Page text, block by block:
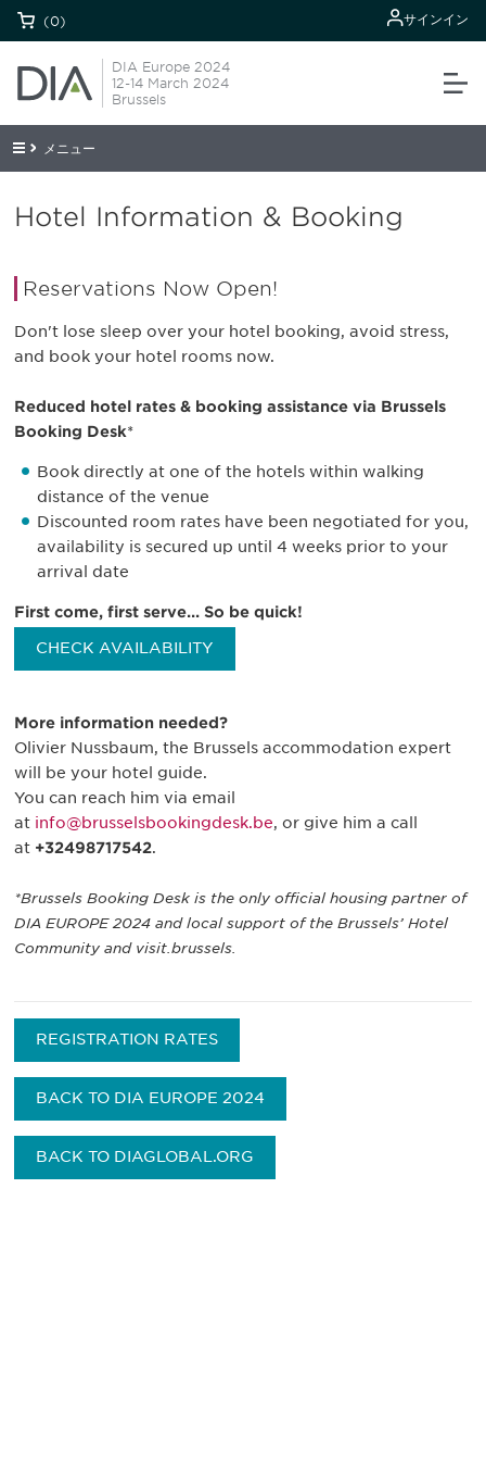
(0) サインイン
DIA Europe 2024
12-14 March 2024
Brussels
メニュー
Hotel Information & Booking
Reservations Now Open!
Don't lose sleep over your hotel booking, avoid stress,
and book your hotel rooms now.
Reduced hotel rates & booking assistance via Brussels
Booking Desk*
Book directly at one of the hotels within walking
distance of the venue
Discounted room rates have been negotiated for you,
availability is secured up until 4 weeks prior to your
arrival date
First come, first serve... So be quick!
CHECK AVAILABILITY
More information needed?
Olivier Nussbaum, the Brussels accommodation expert
will be your hotel guide.
You can reach him via email
at info@brusselsbookingdesk.be, or give him a call
at +32498717542.
*Brussels Booking Desk is the only official housing partner of
DIA EUROPE 2024 and local support of the Brussels’ Hotel
Community and visit.brussels.
REGISTRATION RATES
BACK TO DIA EUROPE 2024
BACK TO DIAGLOBAL.ORG